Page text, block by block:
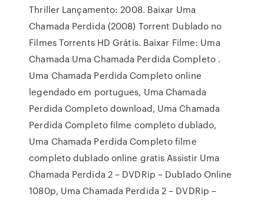
Thriller Lançamento: 2008. Baixar Uma
Chamada Perdida (2008) Torrent Dublado no
Filmes Torrents HD Grátis. Baixar Filme: Uma
Chamada Uma Chamada Perdida Completo .
Uma Chamada Perdida Completo online
legendado em portugues, Uma Chamada
Perdida Completo download, Uma Chamada
Perdida Completo filme completo dublado,
Uma Chamada Perdida Completo filme
completo dublado online gratis Assistir Uma
Chamada Perdida 2 – DVDRip – Dublado Online
1080p, Uma Chamada Perdida 2 – DVDRip –